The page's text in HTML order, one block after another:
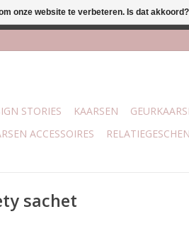
STORIES KAARSEN
ACCESSOIRES
sachet
onze website te verbeteren. Is dat akkoord?
& Cadeau | Belvederelaan 107